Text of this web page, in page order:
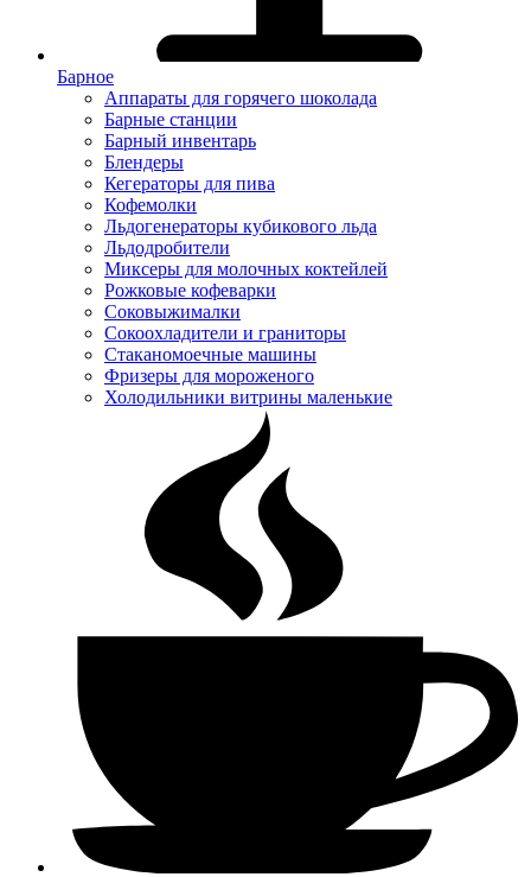
Барное
Аппараты для горячего шоколада
Барные станции
Барный инвентарь
Блендеры
Кегераторы для пива
Кофемолки
Льдогенераторы кубикового льда
Льдодробители
Миксеры для молочных коктейлей
Рожковые кофеварки
Соковыжималки
Сокоохладители и граниторы
Стаканомоечные машины
Фризеры для мороженого
Холодильники витрины маленькие